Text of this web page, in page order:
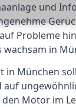
und
Probleme
wachsam in
in München
den Motor im